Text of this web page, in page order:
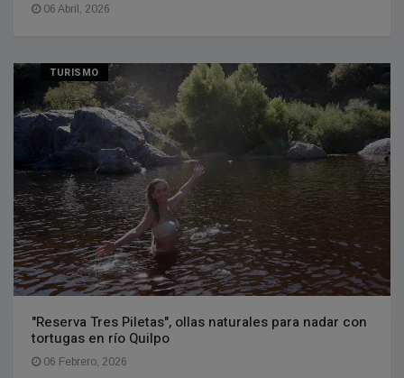
06 Abril, 2026
TURISMO
"Reserva Tres Piletas", ollas naturales para nadar con
tortugas en río Quilpo
06 Febrero, 2026